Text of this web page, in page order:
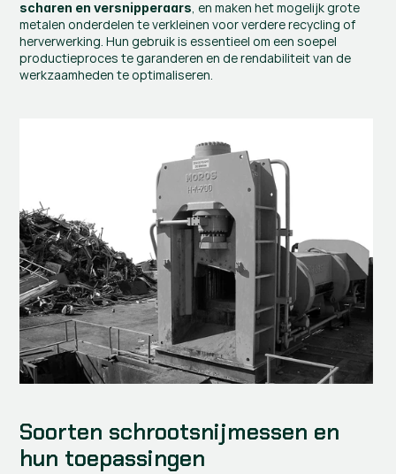
scharen en versnipperaars, en maken het mogelijk grote
metalen onderdelen te verkleinen voor verdere recycling of
herverwerking. Hun gebruik is essentieel om een soepel
productieproces te garanderen en de rendabiliteit van de
werkzaamheden te optimaliseren.
Soorten schrootsnijmessen en
hun toepassingen